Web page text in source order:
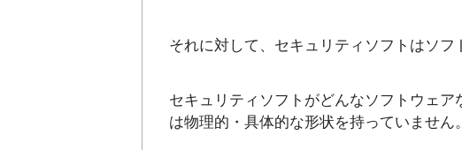
それに対して、セキュリティソフトはソフ
セキュリティソフトがどんなソフトウェ
は物理的・具体的な形状を持っていません。